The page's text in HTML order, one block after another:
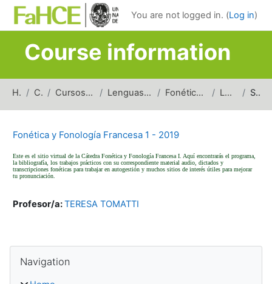
Skip to main content
You are not logged in. (Log in)
Course information
Home Courses Cursos de carreras de grado Lenguas y Literaturas Modernas Fonética y Fonología Francesa LM_FFF1_2019 Summary
Fonética y Fonología Francesa 1 - 2019
Este es el sitio virtual de la Cátedra Fonética y Fonología Francesa I. Aquí encontrarás el programa,
la bibliografía, los trabajos prácticos con su correspondiente material audio, dictados y
transcripciones fonéticas para trabajar en autogestión y muchos sitios de interés útiles para mejorar
tu pronunciación.
Profesor/a:TERESA TOMATTI
Blocks
Navigation